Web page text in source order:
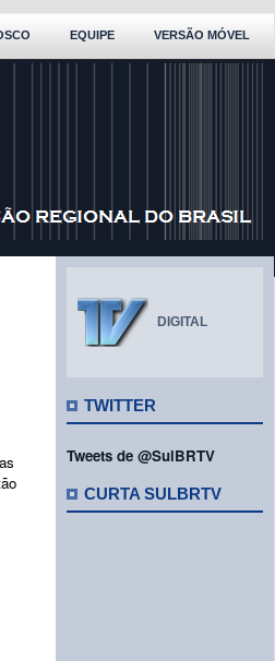
EQUIPE VERSÃO MÓVEL
DIGITAL
TWITTER
Tweets de @SulBRTV
CURTA SULBRTV